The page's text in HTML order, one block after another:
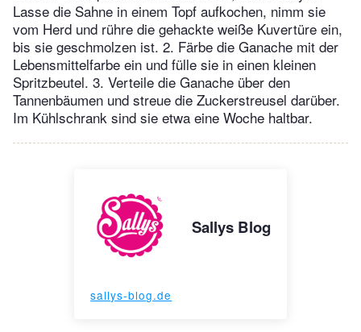
Lasse die Sahne in einem Topf aufkochen, nimm sie
vom Herd und rühre die gehackte weiße Kuvertüre ein,
bis sie geschmolzen ist. 2. Färbe die Ganache mit der
Lebensmittelfarbe ein und fülle sie in einen kleinen
Spritzbeutel. 3. Verteile die Ganache über den
Tannenbäumen und streue die Zuckerstreusel darüber.
Im Kühlschrank sind sie etwa eine Woche haltbar.
Sallys Blog
sallys-blog.de